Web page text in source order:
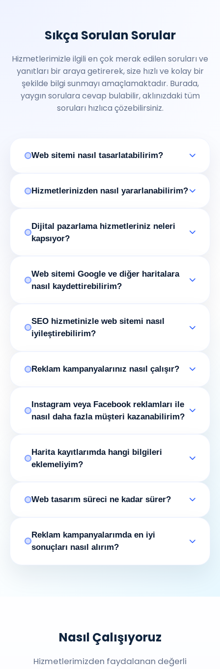
Sıkça Sorulan Sorular
Hizmetlerimizle ilgili en çok merak edilen soruları ve
yanıtları bir araya getirerek, size hızlı ve kolay bir
şekilde bilgi sunmayı amaçlamaktadır. Burada,
yaygın sorulara cevap bulabilir, aklınızdaki tüm
soruları hızlıca çözebilirsiniz.
Web sitemi nasıl tasarlatabilirim?
Hizmetlerinizden nasıl yararlanabilirim?
Dijital pazarlama hizmetleriniz neleri
kapsıyor?
Web sitemi Google ve diğer haritalara
nasıl kaydettirebilirim?
SEO hizmetinizle web sitemi nasıl
iyileştirebilirim?
Reklam kampanyalarınız nasıl çalışır?
Instagram veya Facebook reklamları ile
nasıl daha fazla müşteri kazanabilirim?
Harita kayıtlarımda hangi bilgileri
eklemeliyim?
Web tasarım süreci ne kadar sürer?
Reklam kampanyalarımda en iyi
sonuçları nasıl alırım?
Nasıl Çalışıyoruz
Hizmetlerimizden faydalanan değerli